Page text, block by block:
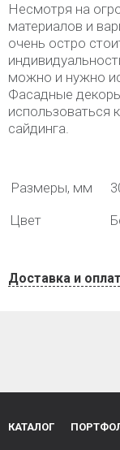
Несмотря на
материалов и
очень остро
можно и нужно
Фасадные
использоваться
сайдинга.
Размеры, мм
Цвет
Доставка и
КАТАЛОГ